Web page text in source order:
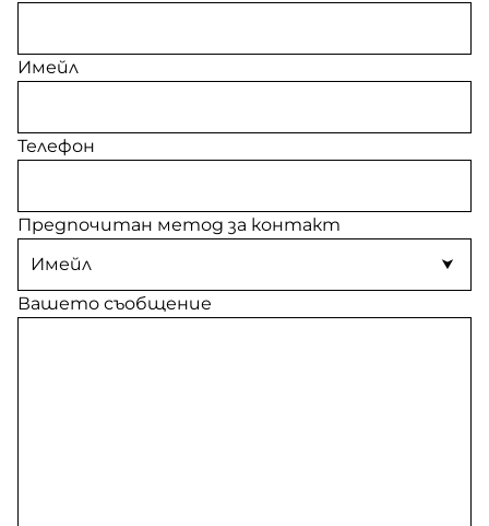
Имейл
Телефон
Предпочитан метод за контакт
Вашето съобщение